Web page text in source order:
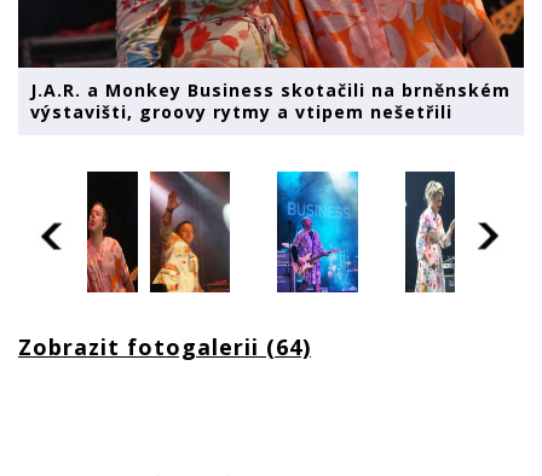
J.A.R. a Monkey Business skotačili na brněnském
výstavišti, groovy rytmy a vtipem nešetřili
Zobrazit fotogalerii (64)